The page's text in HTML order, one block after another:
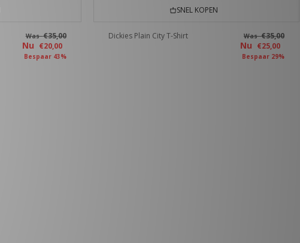
Was€35,00
Nu €20,00
Bespaar 43%
SNEL KOPEN
Dickies Plain City T-Shirt Was€35,00
Nu €25,00
Bespaar 29%